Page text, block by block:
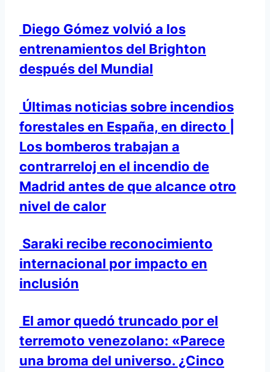
Diego Gómez volvió a los
entrenamientos del Brighton
después del Mundial
Últimas noticias sobre incendios
forestales en España, en directo |
Los bomberos trabajan a
contrarreloj en el incendio de
Madrid antes de que alcance otro
nivel de calor
Saraki recibe reconocimiento
internacional por impacto en
inclusión
El amor quedó truncado por el
terremoto venezolano: «Parece
una broma del universo. ¿Cinco